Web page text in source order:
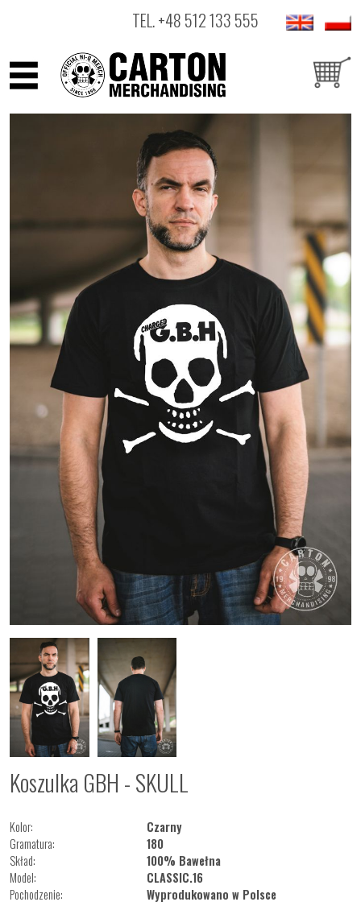
TEL.+48 512 133 555
ARTYŚCI
Koszulka GBH - SKULL
Kolor:
Czarny
Gramatura:
180
Skład:
100% Bawełna
Model:
CLASSIC.16
Pochodzenie:
Wyprodukowano w Polsce